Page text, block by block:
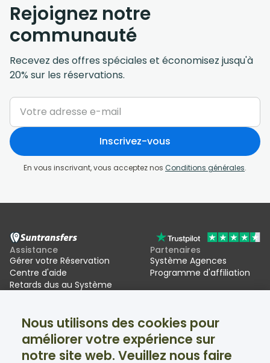
Rejoignez notre
communauté
Recevez des offres spéciales et économisez jusqu'à
20% sur les réservations.
Inscrivez-vous
En vous inscrivant, vous acceptez nos Conditions générales.
Assistance
Gérer votre Réservation
Centre d'aide
Retards dus au Système
Partenaires
Système Agences
Programme d'affiliation
Suntransfers
À propos
Réseaux sociaux
Facebook
Nous utilisons des cookies pour
améliorer votre expérience sur
notre site web. Veuillez nous faire